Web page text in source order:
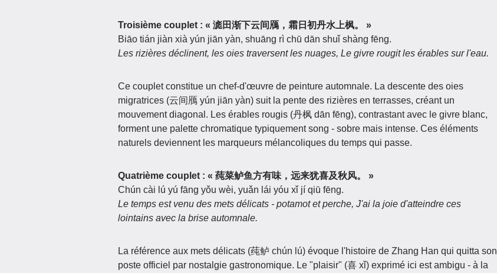
Troisième couplet : « 滮田渐下云间鴈，霜日初丹水上枫。 »
Biāo tián jiàn xià yún jiān yàn, shuāng rì chū dān shuǐ shàng fēng.
Les rizières déclinent, les oies traversent les nuages, Le givre rougit les érables sur l'eau.
Ce couplet constitue un chef-d'œuvre de peinture automnale. La descente des oies
migratrices (云间鴈 yún jiān yàn) suit la pente des rizières en terrasses, créant un
mouvement diagonal. Les érables rougis (丹枫 dān fēng), contrastant avec le givre blanc,
forment une palette chromatique typiquement song - sobre mais intense. Ces éléments
naturels deviennent les marqueurs mélancoliques du temps qui passe.
Quatrième couplet : « 莼菜鲈鱼方有味，远来犹喜及秋风。 »
Chún cài lú yú fāng yǒu wèi, yuǎn lái yóu xǐ jí qiū fēng.
Le temps est venu des mets délicats - potamot et perche, J'ai la joie d'atteindre ces
lointains avec la brise automnale.
La référence aux mets délicats (莼鲈 chún lú) évoque l'histoire de Zhang Han qui quitta son
poste officiel par nostalgie gastronomique. Le "plaisir" (喜 xǐ) exprimé ici est ambigu - à la